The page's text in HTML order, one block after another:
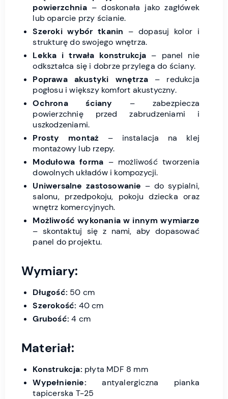
powierzchnia– doskonała jako zagłówek
lub oparcie przy ścianie.
Szeroki wybór tkanin – dopasuj kolor i
strukturę do swojego wnętrza.
Lekka i trwała konstrukcja – panel nie
odkształca się i dobrze przylega do ściany.
Poprawa akustyki wnętrza– redukcja
pogłosu i większy komfort akustyczny.
Ochrona ściany – zabezpiecza
powierzchnię przed zabrudzeniami i
uszkodzeniami.
Prosty montaż – instalacja na klej
montażowy lub rzepy.
Modułowa forma – możliwość tworzenia
dowolnych układów i kompozycji.
Uniwersalne zastosowanie – do sypialni,
salonu, przedpokoju, pokoju dziecka oraz
wnętrz komercyjnych.
Możliwość wykonania w innym wymiarze
– skontaktuj się z nami, aby dopasować
panel do projektu.
Wymiary:
Długość: 50 cm
Szerokość: 40 cm
Grubość: 4 cm
Materiał:
Konstrukcja: płyta MDF 8 mm
Wypełnienie: antyalergiczna pianka
tapicerska T-25